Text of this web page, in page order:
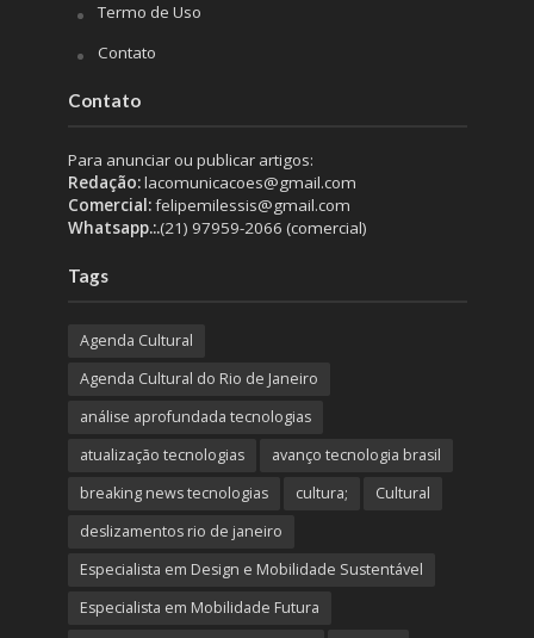
Termo de Uso
Contato
Contato
Para anunciar ou publicar artigos:
Redação:lacomunicacoes@gmail.com
Comercial:felipemilessis@gmail.com
Whatsapp.:.(21) 97959-2066 (comercial)
Tags
Agenda Cultural
Agenda Cultural do Rio de Janeiro
análise aprofundada tecnologias
atualização tecnologias
avanço tecnologia brasil
breaking news tecnologias
cultura;
Cultural
deslizamentos rio de janeiro
Especialista em Design e Mobilidade Sustentável
Especialista em Mobilidade Futura